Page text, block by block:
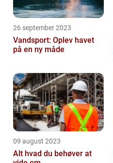
26 september 2023
Vandsport: Oplev havet
på en ny måde
09 august 2023
Alt hvad du behøver at